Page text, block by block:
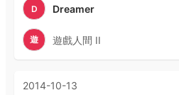
D Dreamer
遊 遊戲人間 II
2014-10-13